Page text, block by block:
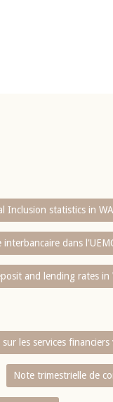
Inclusion statistics in
dans
and lending rates in
les services
Note trimestrielle de